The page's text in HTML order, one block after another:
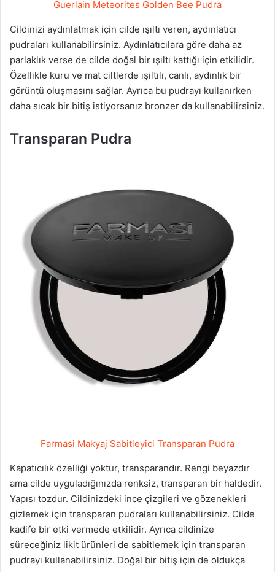
Guerlain Meteorites Golden Bee Pudra
Cildinizi aydınlatmak için cilde ışıltı veren, aydınlatıcı
pudraları kullanabilirsiniz. Aydınlatıcılara göre daha az
parlaklık verse de cilde doğal bir ışıltı kattığı için etkilidir.
Özellikle kuru ve mat ciltlerde ışıltılı, canlı, aydınlık bir
görüntü oluşmasını sağlar. Ayrıca bu pudrayı kullanırken
daha sıcak bir bitiş istiyorsanız bronzer da kullanabilirsiniz.
Transparan Pudra
Farmasi Makyaj Sabitleyici Transparan Pudra
Kapatıcılık özelliği yoktur, transparandır. Rengi beyazdır
ama cilde uyguladığınızda renksiz, transparan bir haldedir.
Yapısı tozdur. Cildinizdeki ince çizgileri ve gözenekleri
gizlemek için transparan pudraları kullanabilirsiniz. Cilde
kadife bir etki vermede etkilidir. Ayrıca cildinize
süreceğiniz likit ürünleri de sabitlemek için transparan
pudrayı kullanabilirsiniz. Doğal bir bitiş için de oldukça